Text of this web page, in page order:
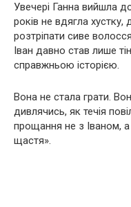
Увечері Ганна вийшла
років не вдягла
розтріпати сиве
Іван давно став лише
справжньою історією.
Вона не стала грати.
дивлячись, як течія
прощання не з Іваном,
щастя».